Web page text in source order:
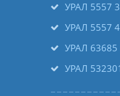
УРАЛ 5557
УРАЛ 5557
УРАЛ 63685
УРАЛ